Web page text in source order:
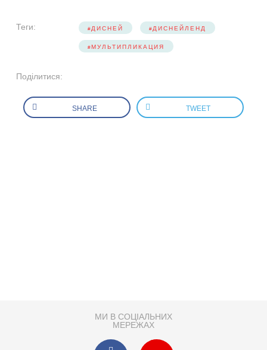
Теги: ДИСНЕЙ ДИСНЕЙЛЕНД
МУЛЬТИПЛИКАЦИЯ
Поділитися:
SHARE TWEET
МИ В СОЦІАЛЬНИХ
МЕРЕЖАХ